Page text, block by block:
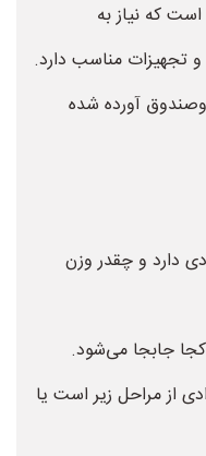
که نیاز به
و تجهیزات مناسب دارد.
آورده شده
دارد و چقدر وزن
جابجا می‌شود.
از مراحل زیر است یا